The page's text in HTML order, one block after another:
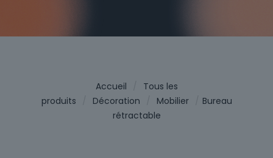
Accueil
Tous les
produits
Décoration Mobilier
Bureau
rétractable